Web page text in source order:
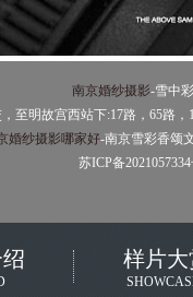
南京婚纱摄影-雪中
至明故宫西站下:17路，65路
婚纱摄影哪家好-南京雪彩香颂
苏ICP备
样片大